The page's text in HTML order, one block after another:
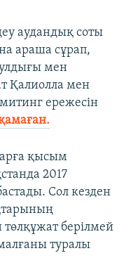
аудандық соты
араша сұрап,
мен
Қалиолла мен
ережесін
қысым
2017
Сол кезден
берілмей
туралы